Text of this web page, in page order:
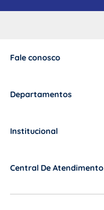
Fale conosco
Departamentos
Institucional
Central De Atendimento